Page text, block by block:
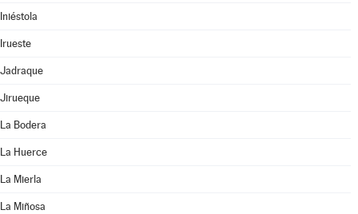
Iniéstola
Irueste
Jadraque
Jirueque
La Bodera
La Huerce
La Mierla
La Miñosa